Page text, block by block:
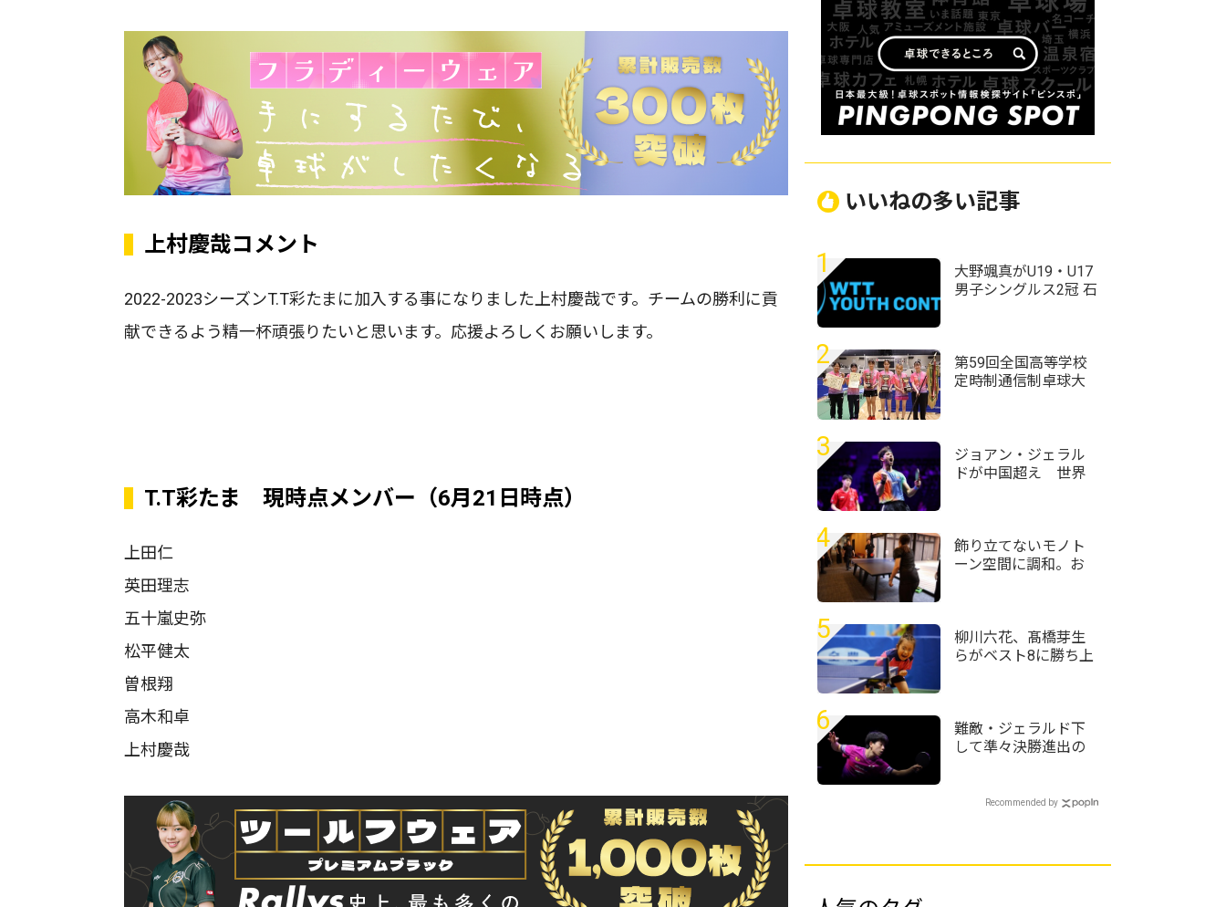
上村慶哉コメント
2022-2023シーズンT.T彩たまに加⼊する事になりました上村慶哉です。チームの勝利に貢
献できるよう精⼀杯頑張りたいと思います。応援よろしくお願いします。
T.T彩たま 現時点メンバー（6月21日時点）
上田仁
英田理志
五十嵐史弥
松平健太
曽根翔
高木和卓
上村慶哉
いいねの多い記事
1
大野颯真がU19・U17
男子シングルス2冠 石
ンダー・アルマトイ
2026
2
第59回全国高等学校
定時制通信制卓球大
3
ジョアン・ジェラル
ドが中国超え 世界
2026＞
4
飾り立てないモノト
ーン空間に調和。お
話
5
柳川六花、髙橋芽生
らがベスト8に勝ち上
6
難敵・ジェラルド下
して準々決勝進出の
たい」＜卓球・WTT
Recommended by